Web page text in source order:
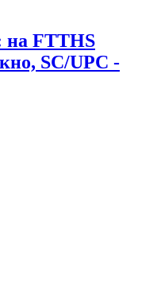
на FTTHS
SC/UPC -